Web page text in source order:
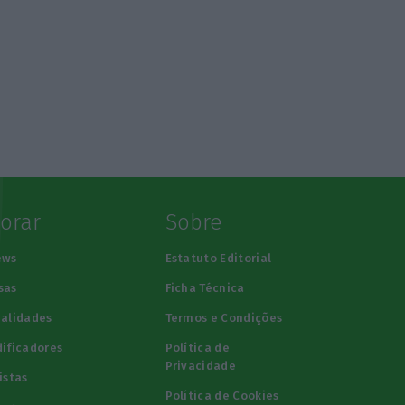
Sobre
Estatuto Editorial
Ficha Técnica
Termos e Condições
Política de
Privacidade
Política de Cookies